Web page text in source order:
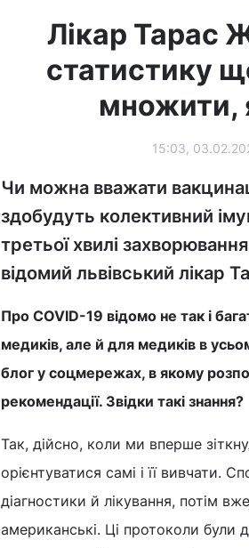
Лікар Тарас
статистику
множити,
15:03,
Чи можна вважати
здобудуть колективний
третьої хвилі
відомий львівський лікар
Про COVID-19 відомо не так і
медиків, але й для медиків в
блог у соцмережах, в якому
рекомендації. Звідки такі знання?
Так, дійсно, коли ми вперше
орієнтуватися самі і її вивчати.
діагностики й лікування, потім
американські. Ці протоколи були